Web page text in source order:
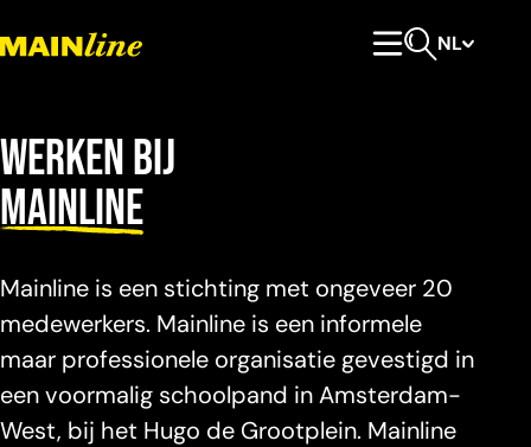
NL
Werken bij
Mainline
Mainline is een stichting met ongeveer 20
medewerkers. Mainline is een informele
maar professionele organisatie gevestigd in
een voormalig schoolpand in Amsterdam-
West, bij het Hugo de Grootplein. Mainline